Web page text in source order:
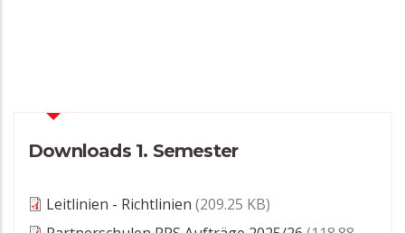
Downloads 1. Semester
Leitlinien - Richtlinien (209.25 KB)